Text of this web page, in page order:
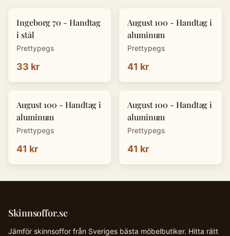
Ingeborg 70 - Handtag
i stål
Prettypegs
33 kr
August 100 - Handtag i
aluminum
Prettypegs
41 kr
August 100 - Handtag i
aluminum
Prettypegs
41 kr
August 100 - Handtag i
aluminum
Prettypegs
41 kr
Skinnsoffor.se
Jämför skinnsoffor från Sveriges bästa möbelbutiker. Hitta rätt